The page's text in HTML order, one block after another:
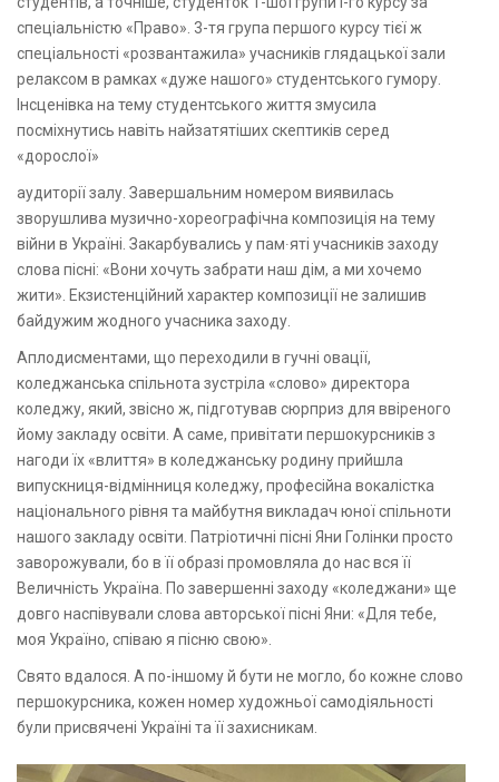
спеціальністю «Право». 3-тя група першого курсу тієї ж
спеціальності «розвантажила» учасників глядацької зали
релаксом в рамках «дуже нашого» студентського гумору.
Інсценівка на тему студентського життя змусила
посміхнутись навіть найзатятіших скептиків серед
«дорослої»
аудиторії залу. Завершальним номером виявилась
зворушлива музично-хореографічна композиція на тему
війни в Україні. Закарбувались у пам∙яті учасників заходу
слова пісні: «Вони хочуть забрати наш дім, а ми хочемо
жити». Екзистенційний характер композиції не залишив
байдужим жодного учасника заходу.
Аплодисментами, що переходили в гучні овації,
коледжанська спільнота зустріла «слово» директора
коледжу, який, звісно ж, підготував сюрприз для ввіреного
йому закладу освіти. А саме, привітати першокурсників з
нагоди їх «влиття» в коледжанську родину прийшла
випускниця-відмінниця коледжу, професійна вокалістка
національного рівня та майбутня викладач юної спільноти
нашого закладу освіти. Патріотичні пісні Яни Голінки просто
заворожували, бо в її образі промовляла до нас вся її
Величність Україна. По завершенні заходу «коледжани» ще
довго наспівували слова авторської пісні Яни: «Для тебе,
моя Україно, співаю я пісню свою».
Свято вдалося. А по-іншому й бути не могло, бо кожне слово
першокурсника, кожен номер художньої самодіяльності
були присвячені Україні та її захисникам.